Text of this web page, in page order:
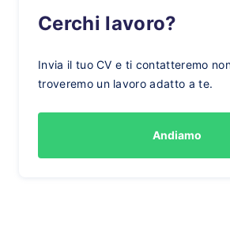
Cerchi lavoro?
Invia il tuo CV e ti contatteremo
troveremo un lavoro adatto a te.
Andiamo